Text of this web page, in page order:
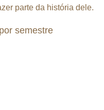
parte da história dele.
semestre